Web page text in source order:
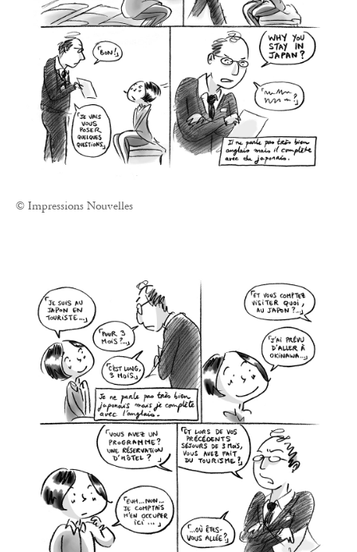
© Impressions Nouvelles